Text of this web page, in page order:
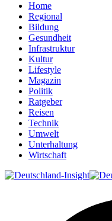
Home
Regional
Bildung
Gesundheit
Infrastruktur
Kultur
Lifestyle
Magazin
Politik
Ratgeber
Reisen
Technik
Umwelt
Unterhaltung
Wirtschaft